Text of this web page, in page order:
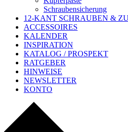
Schraubensicherung
12-KANT SCHRAUBEN &
ACCESSOIRES
KALENDER
INSPIRATION
KATALOG / PROSPEKT
RATGEBER
HINWEISE
NEWSLETTER
KONTO